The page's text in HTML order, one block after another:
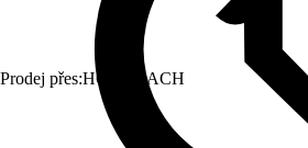
Prodej přes:HORNBACH